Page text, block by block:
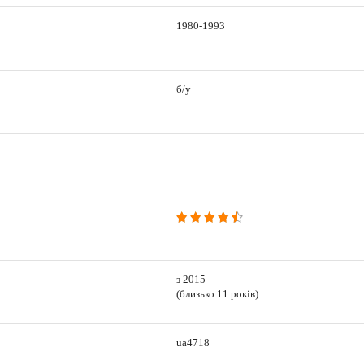
1980-1993
б/у
з 2015
(близько 11 років)
ua4718